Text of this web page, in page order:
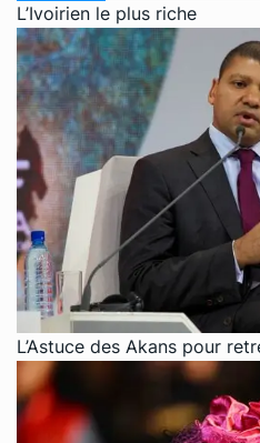
L’Ivoirien le plus riche
L’Astuce des Akans pour